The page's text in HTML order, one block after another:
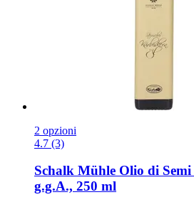
2 opzioni
4.7 (3)
Schalk Mühle Olio di
g.g.A., 250 ml